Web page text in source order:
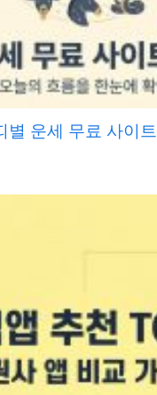
별 운세 무료 사이